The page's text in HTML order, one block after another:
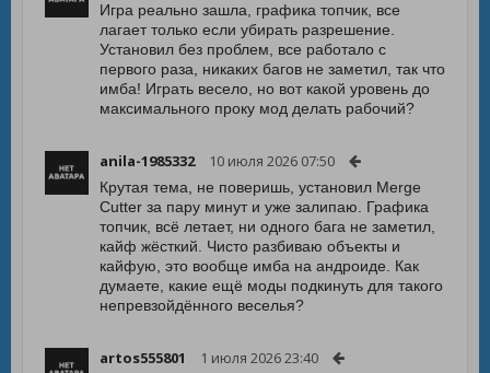
Игра реально зашла, графика топчик, все
лагает только если убирать разрешение.
Установил без проблем, все работало с
первого раза, никаких багов не заметил, так что
имба! Играть весело, но вот какой уровень до
максимального проку мод делать рабочий?
anila-1985332 10 июля 2026 07:50
Крутая тема, не поверишь, установил Merge
Cutter за пару минут и уже залипаю. Графика
топчик, всё летает, ни одного бага не заметил,
кайф жёсткий. Чисто разбиваю объекты и
кайфую, это вообще имба на андроиде. Как
думаете, какие ещё моды подкинуть для такого
непревзойдённого веселья?
artos555801 1 июля 2026 23:40